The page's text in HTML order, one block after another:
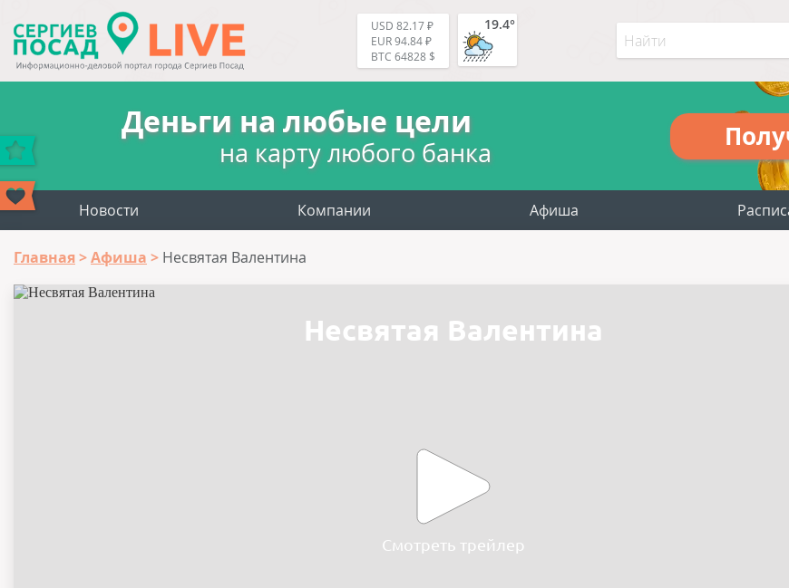
USD 82.17 ₽
EUR 94.84 ₽
BTC 64828 $
19.4°
Деньги на любые цели
на карту любого банка
Новости Компании Афиша
Главная Афиша Несвятая Валентина
Несвятая Валентина
Смотреть трейлер